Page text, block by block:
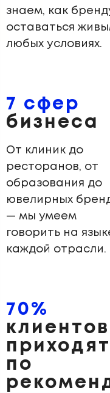
знаем, как
оставаться
любых условиях.
7 сфер
бизнеса
От клиник до
ресторанов, от
образования до
ювелирных
— мы умеем
говорить на
каждой отрасли.
70%
клиентов
приходят
по